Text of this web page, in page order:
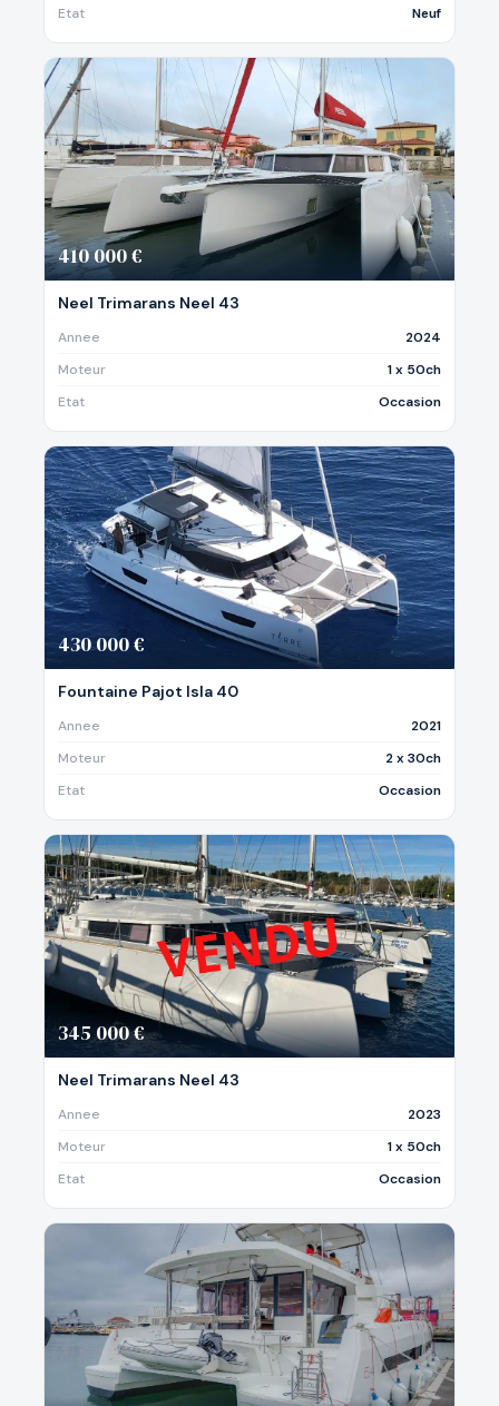
Etat Neuf
410 000 €
Neel Trimarans Neel 43
Annee
2024
Moteur
1 x 50ch
Etat
Occasion
430 000 €
Fountaine Pajot Isla 40
Annee
2021
Moteur
2 x 30ch
Etat
Occasion
345 000 €
Neel Trimarans Neel 43
Annee
2023
Moteur
1 x 50ch
Etat
Occasion